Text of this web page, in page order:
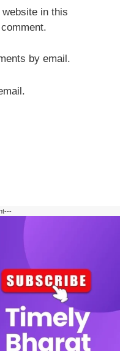
in this
by email.